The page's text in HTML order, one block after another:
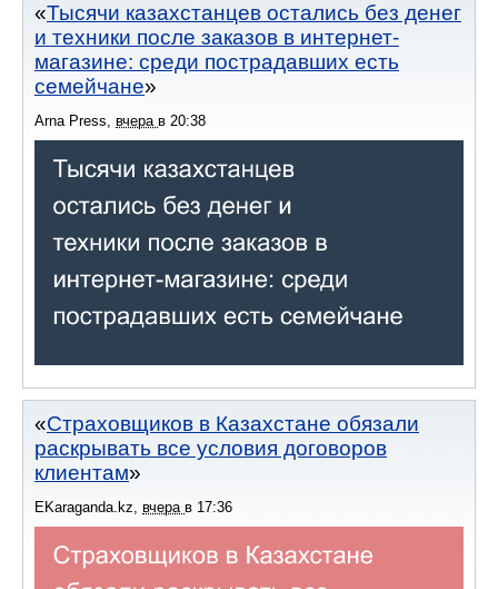
Тысячи казахстанцев остались без денег
и техники после заказов в интернет-
магазине: среди пострадавших есть
семейчане
Arna Press, вчера в 20:38
Страховщиков в Казахстане обязали
раскрывать все условия договоров
клиентам
EKaraganda.kz вчера в 17:36